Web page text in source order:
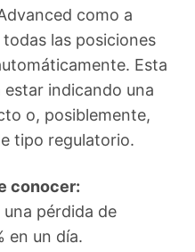
como a
las posiciones
Esta
indicando una
o, posiblemente,
tipo regulatorio.
conocer:
pérdida de
en un día.